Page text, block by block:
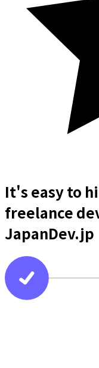
It's easy to
freelance
JapanDev.jp